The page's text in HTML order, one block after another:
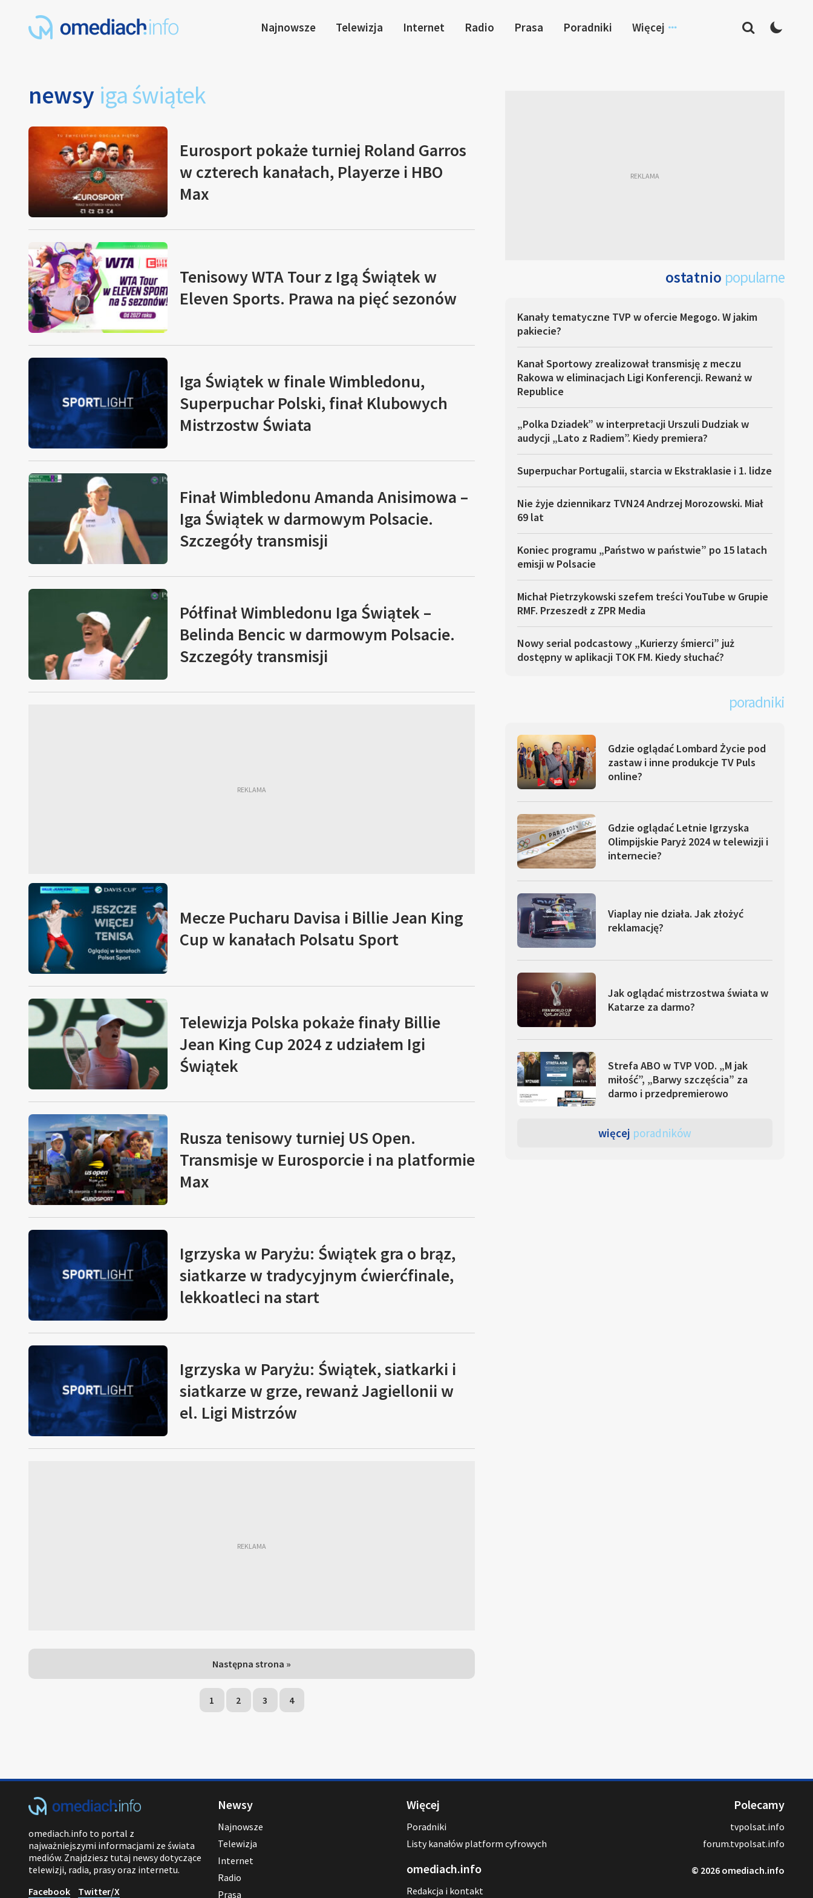
Najnowsze Telewizja Internet Radio Prasa Poradniki Więcej
newsy iga świątek
Eurosport pokaże turniej Roland Garros
w czterech kanałach, Playerze i HBO
Max
Tenisowy WTA Tour z Igą Świątek w
Eleven Sports. Prawa na pięć sezonów
Iga Świątek w finale Wimbledonu,
Superpuchar Polski, finał Klubowych
Mistrzostw Świata
Finał Wimbledonu Amanda Anisimowa –
Iga Świątek w darmowym Polsacie.
Szczegóły transmisji
Półfinał Wimbledonu Iga Świątek –
Belinda Bencic w darmowym Polsacie.
Szczegóły transmisji
Mecze Pucharu Davisa i Billie Jean King
Cup w kanałach Polsatu Sport
Telewizja Polska pokaże finały Billie
Jean King Cup 2024 z udziałem Igi
Świątek
Rusza tenisowy turniej US Open.
Transmisje w Eurosporcie i na platformie
Max
Igrzyska w Paryżu: Świątek gra o brąz,
siatkarze w tradycyjnym ćwierćfinale,
lekkoatleci na start
Igrzyska w Paryżu: Świątek, siatkarki i
siatkarze w grze, rewanż Jagiellonii w
el. Ligi Mistrzów
Następna strona »
1 2 3 4
ostatnio popularne
Kanały tematyczne TVP w ofercie Megogo. W jakim
pakiecie?
Kanał Sportowy zrealizował transmisję z meczu
Rakowa w eliminacjach Ligi Konferencji. Rewanż w
Republice
„Polka Dziadek” w interpretacji Urszuli Dudziak w
audycji „Lato z Radiem”. Kiedy premiera?
Superpuchar Portugalii, starcia w Ekstraklasie i 1. lidze
Nie żyje dziennikarz TVN24 Andrzej Morozowski. Miał
69 lat
Koniec programu „Państwo w państwie” po 15 latach
emisji w Polsacie
Michał Pietrzykowski szefem treści YouTube w Grupie
RMF. Przeszedł z ZPR Media
Nowy serial podcastowy „Kurierzy śmierci” już
dostępny w aplikacji TOK FM. Kiedy słuchać?
poradniki
Gdzie oglądać Lombard Życie pod
zastaw i inne produkcje TV Puls
online?
Gdzie oglądać Letnie Igrzyska
Olimpijskie Paryż 2024 w telewizji i
internecie?
Viaplay nie działa. Jak złożyć
reklamację?
Jak oglądać mistrzostwa świata w
Katarze za darmo?
Strefa ABO w TVP VOD. „M jak
miłość”, „Barwy szczęścia” za
darmo i przedpremierowo
więcej poradników
omediach.info to portal z
najważniejszymi informacjami ze świata
mediów. Znajdziesz tutaj newsy dotyczące
telewizji, radia, prasy oraz internetu.
Facebook
Twitter/X
Newsy
Najnowsze
Telewizja
Internet
Radio
Prasa
Więcej
Poradniki
Listy kanałów platform cyfrowych
omediach.info
Redakcja i kontakt
Polecamy
tvpolsat.info
forum.tvpolsat.info
© 2026 omediach.info